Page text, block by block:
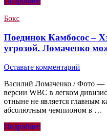
Бокс
Поединок Камбосос –
угрозой. Ломаченко
Оставьте комментарий
Василий Ломаченко / Фото —
версии WBC в легком
отныне не является главным
абсолютным чемпионом в …
Подробнее